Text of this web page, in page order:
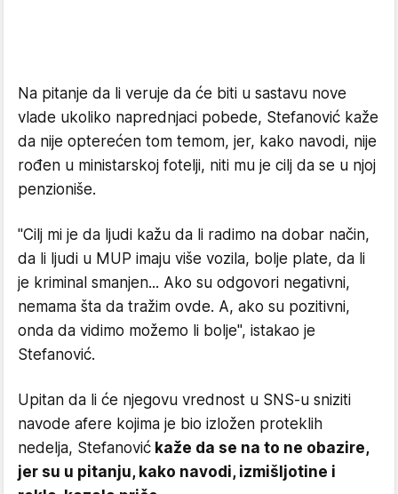
Na pitanje da li veruje da će biti u sastavu nove
vlade ukoliko naprednjaci pobede, Stefanović kaže
da nije opterećen tom temom, jer, kako navodi, nije
rođen u ministarskoj fotelji, niti mu je cilj da se u njoj
penzioniše.
"Cilj mi je da ljudi kažu da li radimo na dobar način,
da li ljudi u MUP imaju više vozila, bolje plate, da li
je kriminal smanjen... Ako su odgovori negativni,
nemama šta da tražim ovde. A, ako su pozitivni,
onda da vidimo možemo li bolje", istakao je
Stefanović.
Upitan da li će njegovu vrednost u SNS-u sniziti
navode afere kojima je bio izložen proteklih
nedelja, Stefanović kaže da se na to ne obazire,
jer su u pitanju, kako navodi, izmišljotine i